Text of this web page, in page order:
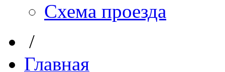
Схема проезда
/
Главная